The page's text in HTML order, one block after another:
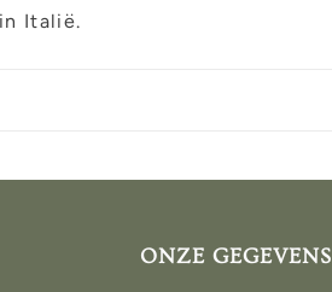
Italië.
ONZE GEGEVENS